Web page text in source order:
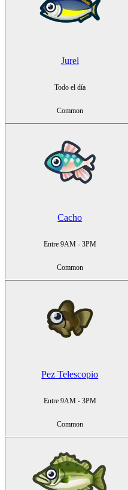
Jurel
Todo el día
Common
Cacho
Entre 9AM - 3PM
Common
Pez Telescopio
Entre 9AM - 3PM
Common